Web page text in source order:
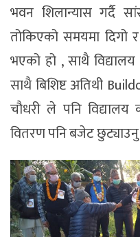
भवन शिलान्यास गर्दै
तोकिएको समयमा दिगो
भएको हो , साथै विद्यालय
साथै बिशिष्ट अतिथी
चौधरी ले पनि विद्यालय
वितरण पनि बजेट छुट्याउनु